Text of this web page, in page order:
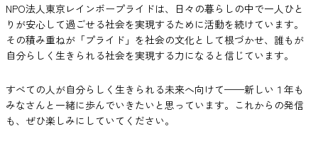
NPO法人東京レインボープライドは、日々の暮らしの中で一人ひと
りが安心して過ごせる社会を実現するために活動を続けています。
その積み重ねが「プライド」を社会の文化として根づかせ、誰もが
自分らしく生きられる社会を実現する力になると信じています。
すべての人が自分らしく生きられる未来へ向けて——新しい１年も
みなさんと一緒に歩んでいきたいと思っています。これからの発信
も、ぜひ楽しみにしていてください。